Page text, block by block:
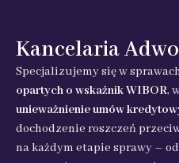
Kancelaria
Specjalizujemy się w
opartych o wskaźnik WIBOR,
unieważnienie umów
dochodzenie roszczeń
na każdym etapie sprawy –